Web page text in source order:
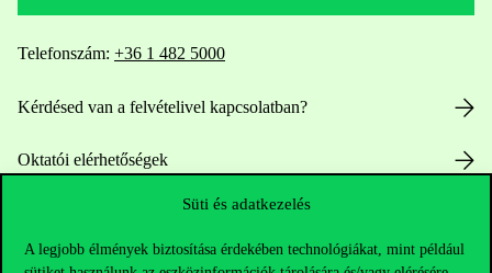
Süti és adatkezelés
A legjobb élmények biztosítása érdekében technológiákat, mint például
Telefonszám: +36 1 482 5000
Kérdésed van a felvételivel kapcsolatban?
Oktatói elérhetőségek
HUB jelenlegi hallgatóinknak
Sajtó:press@uni-corvinus.hu